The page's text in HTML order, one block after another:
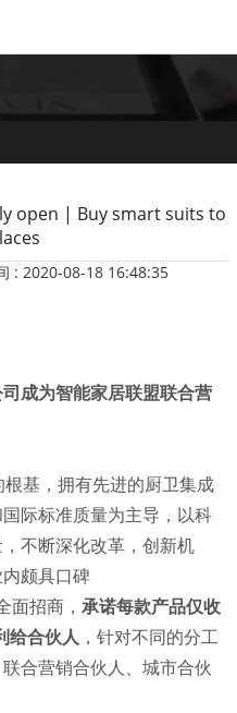
open | Buy smart suits to
: 2020-08-18 16:48:35
成为智能家居联盟联合营
基，拥有先进的厨卫集成
际标准质量为主导，以科
不断深化改革，创新机
颇具口碑
面招商， 承诺每款产品仅收
给合伙人 ，针对不同的分工
合营销合伙人、城市合伙